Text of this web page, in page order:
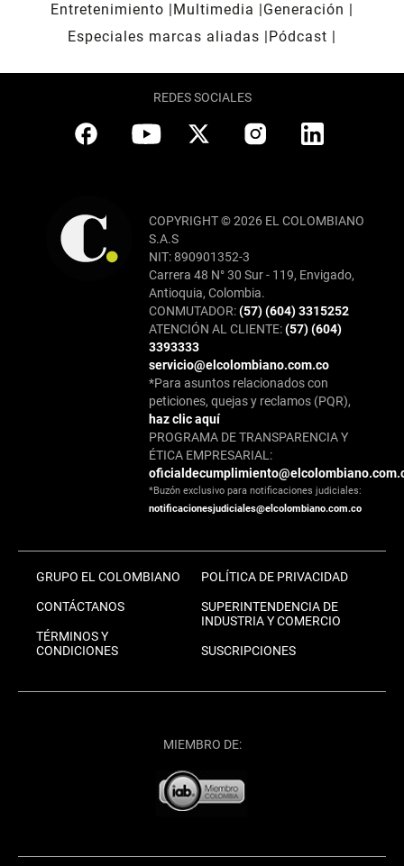
Entretenimiento
Multimedia
Generación
Especiales marcas aliadas
Pódcast
REDES SOCIALES
COPYRIGHT © 2026 EL COLOMBIANO
S.A.S
NIT: 890901352-3
Carrera 48 N° 30 Sur - 119, Envigado,
Antioquia, Colombia.
CONMUTADOR:(57) (604) 3315252
ATENCIÓN AL CLIENTE:(57) (604)
3393333
servicio@elcolombiano.com.co
*Para asuntos relacionados con
peticiones, quejas y reclamos (PQR),
haz clic aquí
PROGRAMA DE TRANSPARENCIA Y
ÉTICA EMPRESARIAL:
*Buzón exclusivo para notificaciones judiciales:
notificacionesjudiciales@elcolombiano.com.co
GRUPO EL COLOMBIANO
CONTÁCTANOS
TÉRMINOS Y
CONDICIONES
POLÍTICA DE PRIVACIDAD
SUPERINTENDENCIA DE
INDUSTRIA Y COMERCIO
SUSCRIPCIONES
MIEMBRO DE: